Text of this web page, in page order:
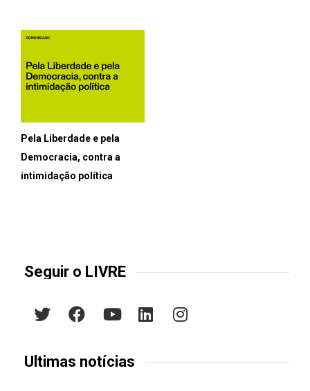
Pela Liberdade e pela
Democracia, contra a
intimidação política
Seguir o LIVRE
Últimas notícias